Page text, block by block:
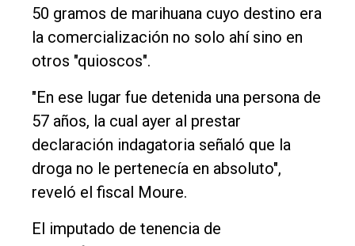
50 gramos de marihuana cuyo destino era
la comercialización no solo ahí sino en
otros "quioscos".
"En ese lugar fue detenida una persona de
57 años, la cual ayer al prestar
declaración indagatoria señaló que la
droga no le pertenecía en absoluto",
reveló el fiscal Moure.
El imputado de tenencia de